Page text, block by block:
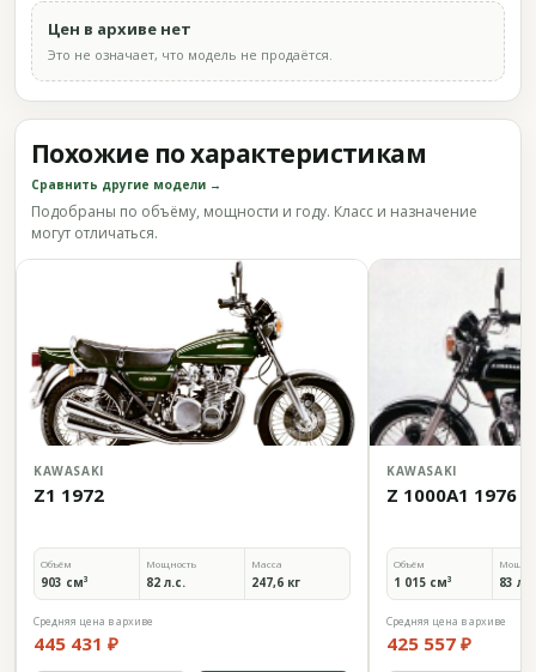
Цен в архиве нет
Это не означает, что модель не продаётся.
Похожие по характеристикам
Сравнить другие модели →
Подобраны по объёму, мощности и году. Класс и назначение
могут отличаться.
KAWASAKI
Z1 1972
Объём
903 см³
Мощность
82 л.с.
Масса
247,6 кг
Средняя цена в архиве
445 431 ₽
KAWASAKI
Z 1000A1 1976
Объём
1 015 см³ 83
Средняя цена в архиве
425 557 ₽